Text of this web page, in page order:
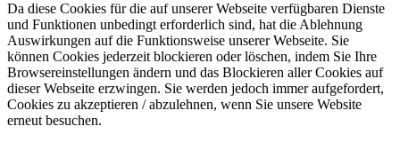
Da diese Cookies für die auf unserer Webseite verfügbaren Dienste
und Funktionen unbedingt erforderlich sind, hat die Ablehnung
Auswirkungen auf die Funktionsweise unserer Webseite. Sie
können Cookies jederzeit blockieren oder löschen, indem Sie Ihre
Browsereinstellungen ändern und das Blockieren aller Cookies auf
dieser Webseite erzwingen. Sie werden jedoch immer aufgefordert,
Cookies zu akzeptieren / abzulehnen, wenn Sie unsere Website
erneut besuchen.